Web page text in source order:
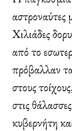
αστροναύτες
Χιλιάδες
από το
πρόβαλλαν
στους
στις
κυβερνήτη